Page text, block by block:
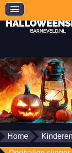
Home Kinderen